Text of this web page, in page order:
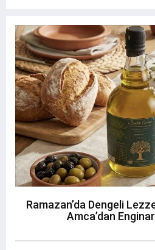
Ramazan’da Dengeli
Amca’dan